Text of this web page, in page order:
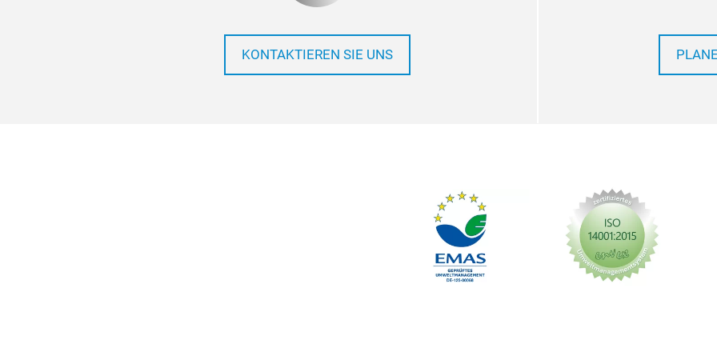
KONTAKTIEREN SIE UNS